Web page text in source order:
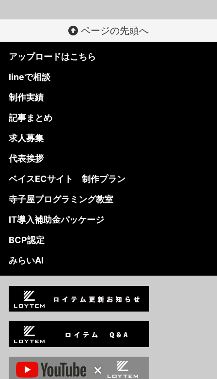
ページの先頭へ
アップロードはこちら
lineで相談
制作実績
記事まとめ
求人募集
代表挨拶
ベイスECサイト 制作プラン
寺子屋プログラミング教室
IT導入補助金パッケージ
BCP認定
みらいAI